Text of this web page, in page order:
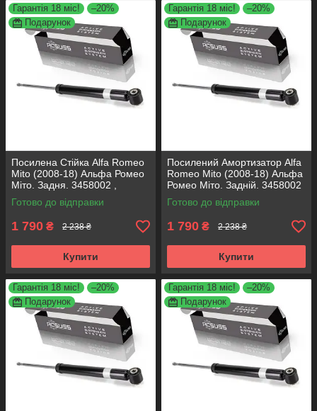
Гарантія 18 міс!
–20%
Подарунок
Посилена Стійка Alfa Romeo
Mito (2008-18) Альфа Ромео
Міто. Задня. 3458002 ,
317722. KOREA Аксусс!
Готово до відправки
1 790 ₴ 2 238 ₴
Купити
Гарантія 18 міс!
–20%
Подарунок
Посилений Амортизатор Alfa
Romeo Mito (2008-18) Альфа
Ромео Міто. Задній. 3458002
, 317722. KOREA Аксусс!
Готово до відправки
1 790 ₴ 2 238 ₴
Купити
Гарантія 18 міс!
–20%
Подарунок
Гарантія 18 міс!
–20%
Подарунок